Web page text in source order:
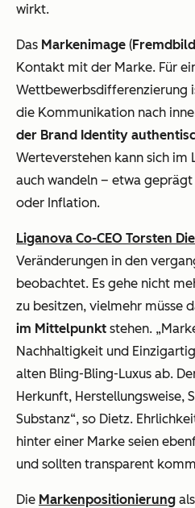
wirkt.
Das Markenimage (Fremdbild
Kontakt mit der Marke. Für
Wettbewerbsdifferenzierung
die Kommunikation nach
der Brand Identity
Werteverstehen kann sich im
auch wandeln – etwa
oder Inflation.
Liganova Co-CEO Torsten
Veränderungen in den
beobachtet. Es gehe nicht
zu besitzen, vielmehr müsse
im Mittelpunkt stehen. „
Nachhaltigkeit und
alten Bling-Bling-Luxus ab.
Herkunft, Herstellungsweise,
Substanz“, so Dietz.
hinter einer Marke seien
und sollten transparent
Die Markenpositionierung